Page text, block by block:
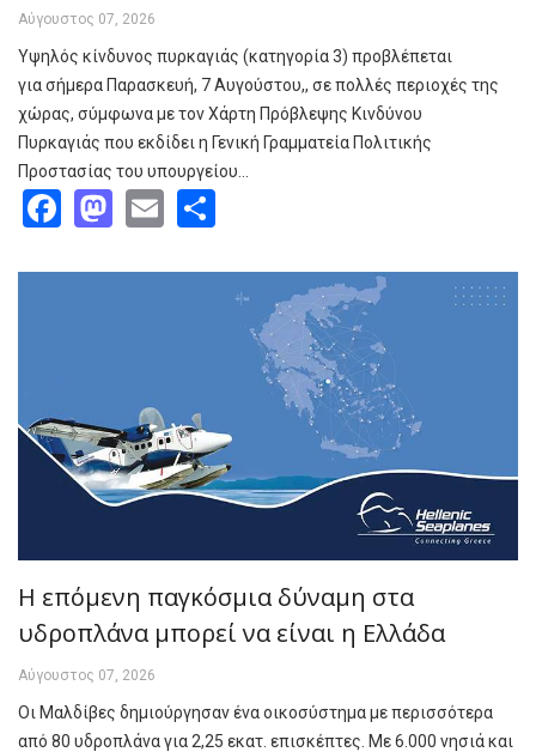
Αύγουστος 07, 2026
Υψηλός κίνδυνος πυρκαγιάς (κατηγορία 3) προβλέπεται
για σήμερα Παρασκευή, 7 Αυγούστου,, σε πολλές περιοχές της
χώρας, σύμφωνα με τον Χάρτη Πρόβλεψης Κινδύνου
Πυρκαγιάς που εκδίδει η Γενική Γραμματεία Πολιτικής
Προστασίας του υπουργείου…
Facebook
Mastodon
Email
Η επόμενη παγκόσμια δύναμη στα
υδροπλάνα μπορεί να είναι η Ελλάδα
Αύγουστος 07, 2026
Οι Μαλδίβες δημιούργησαν ένα οικοσύστημα με περισσότερα
από 80 υδροπλάνα για 2,25 εκατ. επισκέπτες. Με 6.000 νησιά και